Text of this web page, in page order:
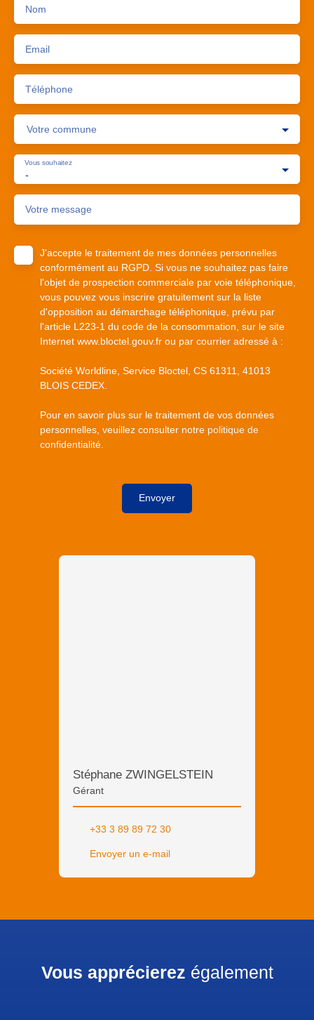
Nom
Email
Téléphone
Votre commune
-
Vous souhaitez
Votre message
J'accepte le traitement de mes données personnelles
conformément au RGPD. Si vous ne souhaitez pas faire
l'objet de prospection commerciale par voie téléphonique,
vous pouvez vous inscrire gratuitement sur la liste
d'opposition au démarchage téléphonique, prévu par
l'article L223-1 du code de la consommation, sur le site
Internet www.bloctel.gouv.fr ou par courrier adressé à :
Société Worldline, Service Bloctel, CS 61311, 41013
BLOIS CEDEX.
Pour en savoir plus sur le traitement de vos données
personnelles, veuillez consulter notre politique de
confidentialité
Envoyer
Stéphane ZWINGELSTEIN
Gérant
+33 3 89 89 72 30
Envoyer un e-mail
Vous apprécierez également